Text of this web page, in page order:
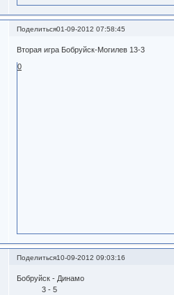
Поделиться01-09-2012 07:58:45
Вторая игра Бобруйск-Могилев 13-3
0
Поделиться10-09-2012 09:03:16
Бобруйск - Динамо
3 - 5